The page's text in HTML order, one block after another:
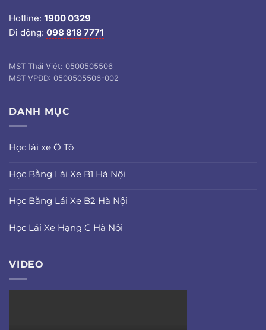
Hotline: 1900 0329
Di động: 098 818 7771
MST Thái Việt: 0500505506
MST VPĐD: 0500505506-002
DANH MỤC
Học lái xe Ô Tô
Học Bằng Lái Xe B1 Hà Nội
Học Bằng Lái Xe B2 Hà Nội
Học Lái Xe Hạng C Hà Nội
VIDEO